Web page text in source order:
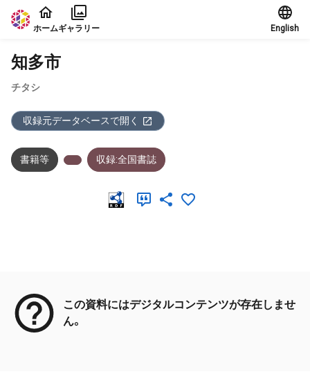
本文に飛ぶ
ホームギャラリー English
知多市
チタシ
収録元データベースで開く
書籍等 収録:全国書誌
この資料にはデジタルコンテンツが存在しませ
ん。